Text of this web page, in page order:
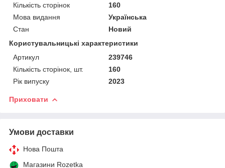
Кількість сторінок
160
Мова видання
Українська
Стан
Новий
Користувальницькі характеристики
Артикул
239746
Кількість сторінок, шт.
160
Рік випуску
2023
Приховати
Умови доставки
Нова Пошта
Магазини Rozetka